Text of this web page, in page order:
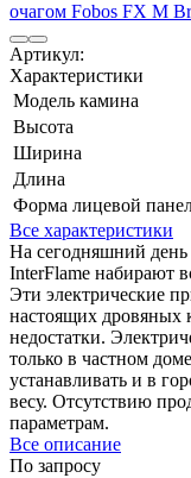
Артикул:
Характеристики
Модель камина
Высота
Ширина
Длина
Форма лицевой
Все характеристики
На сегодняшний день
InterFlame набирают
Эти электрические
настоящих дровяных
недостатки.
только в частном
устанавливать и в
весу. Отсутствию
параметрам.
Все описание
По запросу